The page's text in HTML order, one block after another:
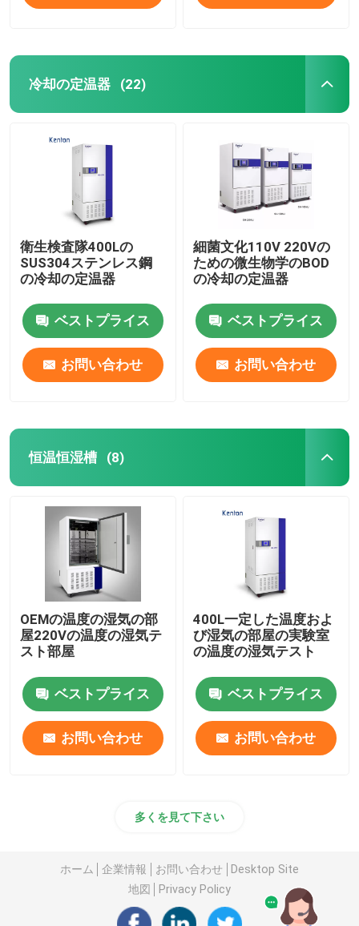
冷却の定温器 (22)
衛生検査隊400Lの
SUS304ステンレス鋼
の冷却の定温器
ベストプライス
お問い合わせ
細菌文化110V 220Vの
ための微生物学のBOD
の冷却の定温器
ベストプライス
お問い合わせ
恒温恒湿槽 (8)
OEMの温度の湿気の部
屋220Vの温度の湿気テ
スト部屋
ベストプライス
お問い合わせ
400L一定した温度およ
び湿気の部屋の実験室
の温度の湿気テスト
ベストプライス
お問い合わせ
多くを見て下さい
ホーム 企業情報 お問い合わせ
Desktop Site
地図
Privacy Policy